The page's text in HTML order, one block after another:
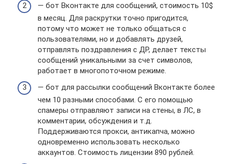
— бот Вконтакте для сообщений, стоимость 10$
в месяц. Для раскрутки точно пригодится,
потому что может не только общаться с
пользователями, но и добавлять друзей,
отправлять поздравления с ДР, делает тексты
сообщений уникальными за счет символов,
работает в многопоточном режиме.
— бот для рассылки сообщений Вконтакте более
чем 10 разными способами. С его помощью
спамеры отправляют записи на стены, в ЛС, в
комментарии, обсуждения и т.д.
Поддерживаются прокси, антикапча, можно
одновременно использовать несколько
аккаунтов. Стоимость лицензии 890 рублей.